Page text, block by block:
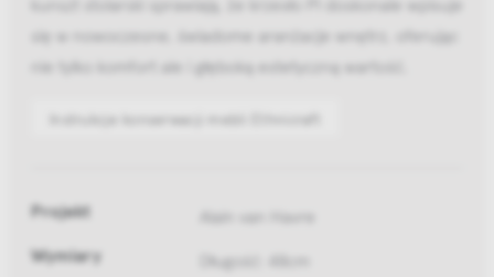
się w nowoczesne, świadome aranżacje wnętrz, oferując
nie tylko komfort ale i głęboką estetyczną wartość.
Instrukcje konserwacji mebli Ethnicraft
Projekt Alain van Havre
Wymiary
Długość: 48cm